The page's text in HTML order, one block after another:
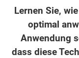
Lernen Sie,
optimal
Anwendung
dass diese